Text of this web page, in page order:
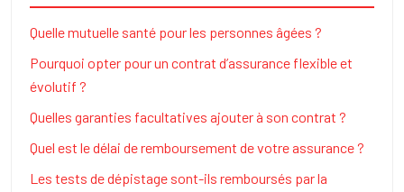
Quelle mutuelle santé pour les personnes âgées ?
Pourquoi opter pour un contrat d’assurance flexible et
évolutif ?
Quelles garanties facultatives ajouter à son contrat ?
Quel est le délai de remboursement de votre assurance ?
Les tests de dépistage sont-ils remboursés par la